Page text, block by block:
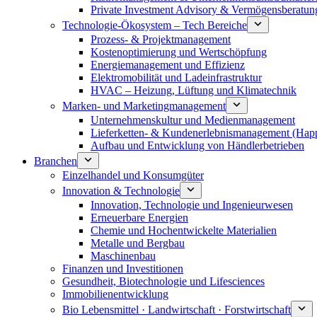
Private Investment Advisory &
Technologie-Ökosystem – Tech Bereiche
Prozess- & Projektmanagement
Kostenoptimierung und Wertschöpfung
Energiemanagement und Effizienz
Elektromobilität und Ladeinfrastruktur
HVAC – Heizung, Lüftung und Klimatechnik
Marken- und Marketingmanagement
Unternehmenskultur und Medienmanagement
Lieferketten- & Kundenerlebnismanagement
Aufbau und Entwicklung von Händlerbetrieben
Branchen
Einzelhandel und Konsumgüter
Innovation & Technologie
Innovation, Technologie und Ingenieurwesen
Erneuerbare Energien
Chemie und Hochentwickelte Materialien
Metalle und Bergbau
Maschinenbau
Finanzen und Investitionen
Gesundheit, Biotechnologie und Lifesciences
Immobilienentwicklung
Bio Lebensmittel · Landwirtschaft · Forstwirtschaft